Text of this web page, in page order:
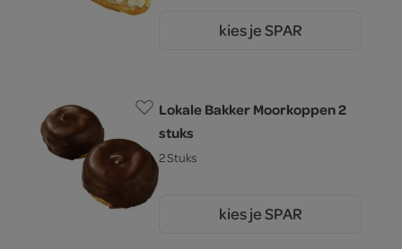
kies je SPAR
Lokale Bakker Moorkoppen 2
stuks
2 Stuks
kies je SPAR